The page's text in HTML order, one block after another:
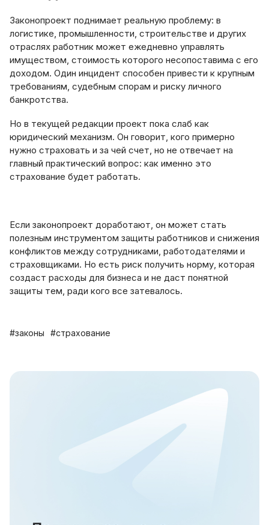
Законопроект поднимает реальную проблему: в
логистике, промышленности, строительстве и других
отраслях работник может ежедневно управлять
имуществом, стоимость которого несопоставима с его
доходом. Один инцидент способен привести к крупным
требованиям, судебным спорам и риску личного
банкротства.
Но в текущей редакции проект пока слаб как
юридический механизм. Он говорит, кого примерно
нужно страховать и за чей счет, но не отвечает на
главный практический вопрос: как именно это
страхование будет работать.
Если законопроект доработают, он может стать
полезным инструментом защиты работников и снижения
конфликтов между сотрудниками, работодателями и
страховщиками. Но есть риск получить норму, которая
создаст расходы для бизнеса и не даст понятной
защиты тем, ради кого все затевалось.
#законы #страхование